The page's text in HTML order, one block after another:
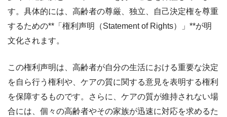
す。具体的には、高齢者の尊厳、独立、自己決定権を尊重
するための**「権利声明（Statement of Rights）」**が明
文化されます。
この権利声明は、高齢者が自分の生活における重要な決定
を自ら行う権利や、ケアの質に関する意見を表明する権利
を保障するものです。さらに、ケアの質が維持されない場
合には、個々の高齢者やその家族が迅速に対応を求めるた